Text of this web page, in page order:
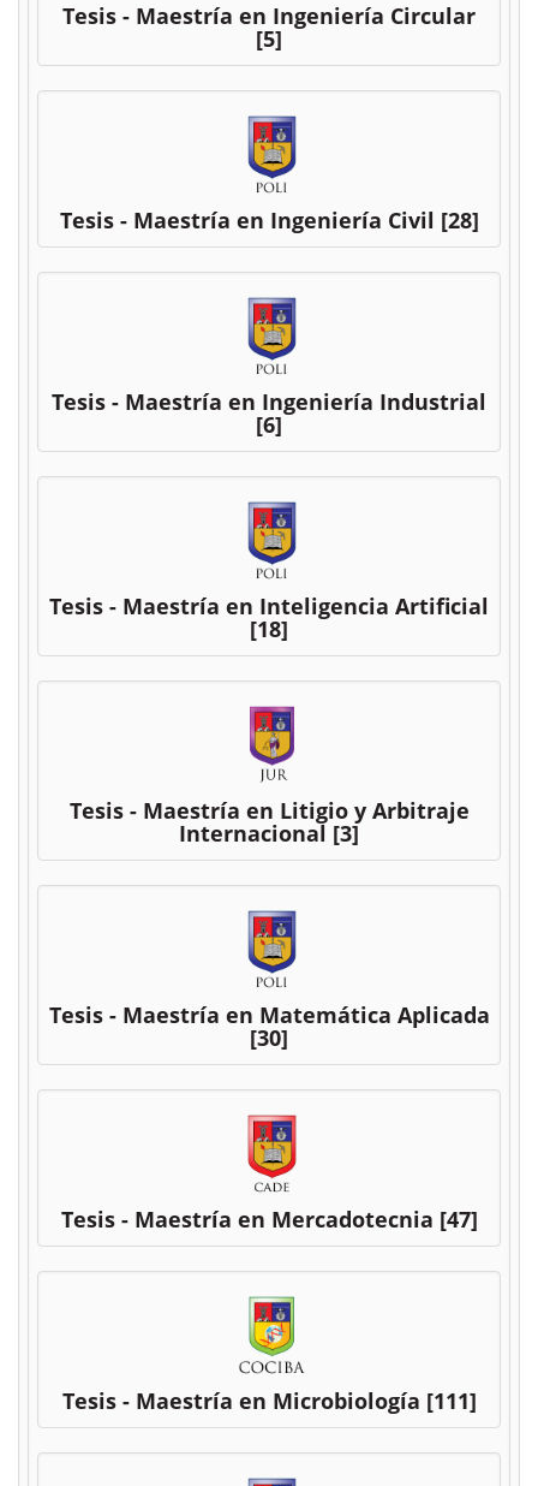
Tesis - Maestría en Ingeniería Circular
[5]
Tesis - Maestría en Ingeniería Civil [28]
Tesis - Maestría en Ingeniería Industrial
[6]
Tesis - Maestría en Inteligencia Artificial
[18]
Tesis - Maestría en Litigio y Arbitraje
Internacional [3]
Tesis - Maestría en Matemática Aplicada
[30]
Tesis - Maestría en Mercadotecnia [47]
Tesis - Maestría en Microbiología [111]